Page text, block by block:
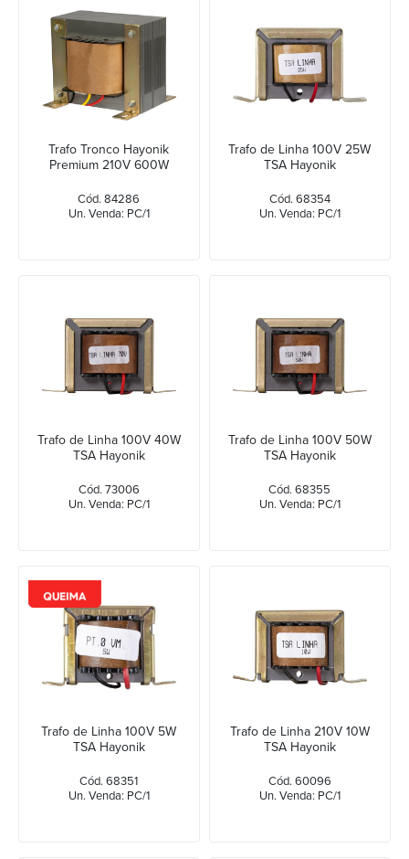
Trafo Tronco Hayonik
Premium 210V 600W
Cód. 84286
Un. Venda: PC/1
Trafo de Linha 100V 25W
TSA Hayonik
Cód. 68354
Un. Venda: PC/1
Trafo de Linha 100V 40W
TSA Hayonik
Cód. 73006
Un. Venda: PC/1
Trafo de Linha 100V 50W
TSA Hayonik
Cód. 68355
Un. Venda: PC/1
Trafo de Linha 100V 5W
TSA Hayonik
Cód. 68351
Un. Venda: PC/1
Trafo de Linha 210V 10W
TSA Hayonik
Cód. 60096
Un. Venda: PC/1